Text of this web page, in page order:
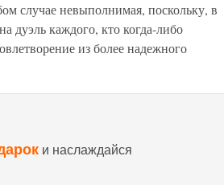
случае невыполнимая, поскольку, в
дуэль каждого, кто когда-либо
из более надежного
и наслаждайся